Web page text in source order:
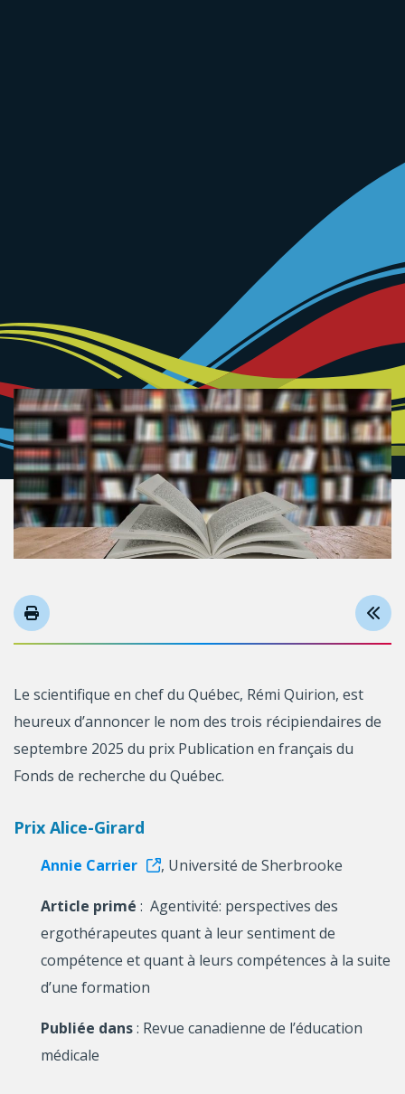
Le scientifique en chef du Québec, Rémi Quirion, est
heureux d’annoncer le nom des trois récipiendaires de
septembre 2025 du prix Publication en français du
Fonds de recherche du Québec.
Prix Alice-Girard
Annie Carrier , Université de Sherbrooke
Article primé : Agentivité: perspectives des
ergothérapeutes quant à leur sentiment de
compétence et quant à leurs compétences à la suite
d’une formation
Publiée dans: Revue canadienne de l’éducation
médicale